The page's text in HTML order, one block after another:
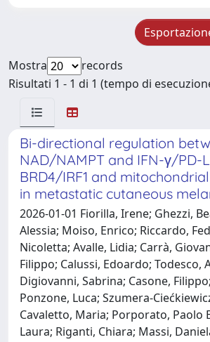
Mostra
records
Risultati 1 - 1 di 1 (tempo di
Bi-directional regulation
NAD/NAMPT and IFN-γ/PD-
BRD4/IRF1 and
in metastatic cutaneous
2026-01-01 Fiorilla, Irene; Ghezzi,
Alessia; Moiso, Enrico; Riccardo,
Nicoletta; Avalle, Lidia; Carrà,
Filippo; Calussi, Edoardo; Todesco,
Digiovanni, Sabrina; Casone,
Ponzone, Luca; Szumera-
Cavaletto, Maria; Porporato, Paolo
Laura; Riganti, Chiara; Massi,